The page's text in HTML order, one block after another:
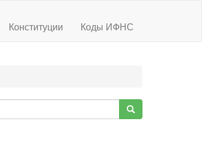
Конституции Коды ИФНС